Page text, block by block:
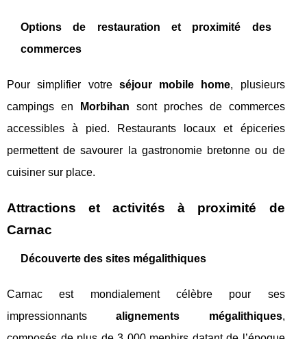
Options de restauration et proximité des
commerces
Pour simplifier votre séjour mobile home, plusieurs
campings en
Morbihan sont proches de commerces
accessibles à pied. Restaurants locaux et épiceries
permettent de savourer la gastronomie bretonne ou de
cuisiner sur place.
Attractions et activités à proximité de
Carnac
Découverte des sites mégalithiques
Carnac est mondialement célèbre pour ses
impressionnantsalignements mégalithiques,